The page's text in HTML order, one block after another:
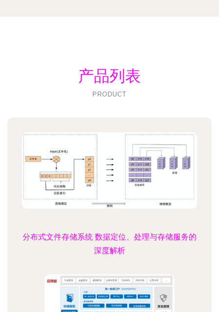
产品列表
PRODUCT
分布式文件存储系统 数据定位、处理与存储服务的
深度解析